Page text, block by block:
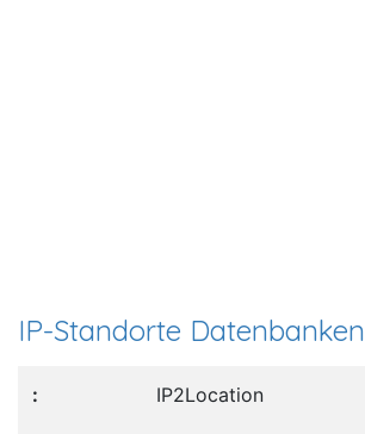
IP-Standorte Datenbanken
IP2Location